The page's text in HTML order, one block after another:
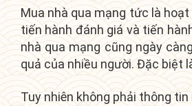
Mua nhà qua mạng tức là
tiến hành đánh giá và tiến
nhà qua mạng cũng ngày
quả của nhiều người. Đặc biệt
Tuy nhiên không phải thông